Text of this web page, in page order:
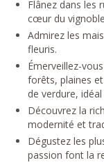
Flânez dans les
cœur du vignoble
Admirez les
fleuris.
Émerveillez-
forêts, plaines
de verdure,
Découvrez la
modernité et
Dégustez les
passion font la